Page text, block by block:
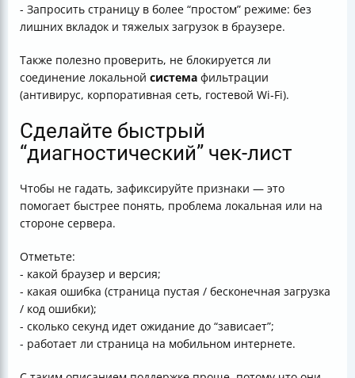
- Запросить страницу в более “простом” режиме: без
лишних вкладок и тяжелых загрузок в браузере.
Также полезно проверить, не блокируется ли
соединение локальной система фильтрации
(антивирус, корпоративная сеть, гостевой Wi‑Fi).
Сделайте быстрый
“диагностический” чек-лист
Чтобы не гадать, зафиксируйте признаки — это
помогает быстрее понять, проблема локальная или на
стороне сервера.
Отметьте:
- какой браузер и версия;
- какая ошибка (страница пустая / бесконечная загрузка
/ код ошибки);
- сколько секунд идет ожидание до “зависает”;
- работает ли страница на мобильном интернете.